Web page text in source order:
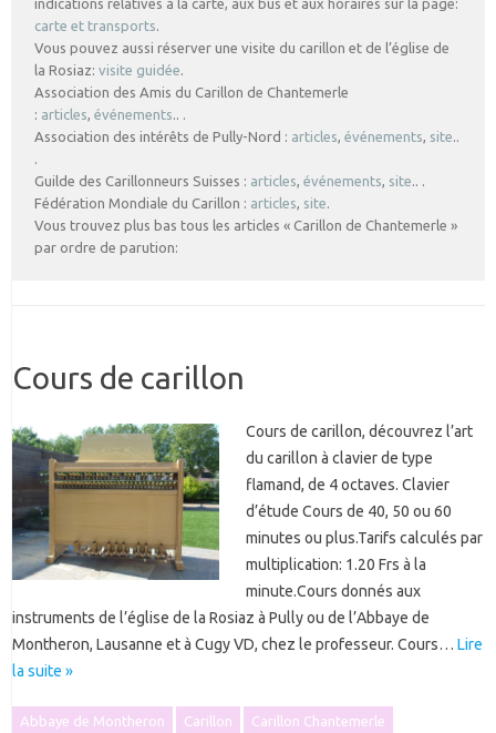
indications relatives à la carte, aux bus et aux horaires sur la page:
carte et transports.
Vous pouvez aussi réserver une visite du carillon et de l’église de
la Rosiaz: visite guidée.
Association des Amis du Carillon de Chantemerle
: articles, événements.. .
Association des intérêts de Pully-Nord : articles, événements, site..
.
Guilde des Carillonneurs Suisses : articles, événements, site.. .
Fédération Mondiale du Carillon : articles, site.
Vous trouvez plus bas tous les articles « Carillon de Chantemerle »
par ordre de parution:
Cours de carillon
Cours de carillon, découvrez l’art
du carillon à clavier de type
flamand, de 4 octaves. Clavier
d’étude Cours de 40, 50 ou 60
minutes ou plus.Tarifs calculés par
multiplication: 1.20 Frs à la
minute.Cours donnés aux
instruments de l’église de la Rosiaz à Pully ou de l’Abbaye de
Montheron, Lausanne et à Cugy VD, chez le professeur. Cours… Lire
la suite »
Abbaye de Montheron Carillon Carillon Chantemerle